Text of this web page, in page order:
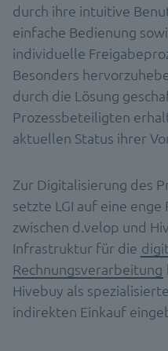
durch ihre intuitive
einfache Bedienung
individuelle
Besonders
durch die Lösung
Prozessbeteiligten
aktuellen Status ihrer
Zur Digitalisierung des
setzte LGI auf eine
zwischen d.velop und
Infrastruktur für die
Rechnungsverarbeitung
Hivebuy als
indirekten Einkauf